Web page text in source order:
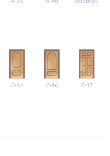
С-44 С-46 С-47